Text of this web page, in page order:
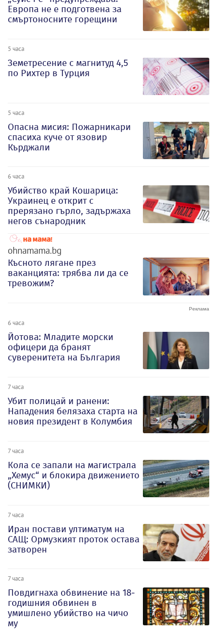
Европа не е подготвена за
смъртоносните горещини
5 часа
Земетресение с магнитуд 4,5
по Рихтер в Турция
5 часа
Опасна мисия: Пожарникари
спасиха куче от язовир
Кърджали
6 часа
Убийство край Кошарица:
Украинец е открит с
прерязано гърло, задържаха
негов сънародник
ohnamama.bg
Късното лягане през
ваканцията: трябва ли да се
тревожим?
6 часа
Йотова: Младите морски
офицери да бранят
суверенитета на България
7 часа
Убит полицай и ранени:
Нападения белязаха старта на
новия президент в Колумбия
7 часа
Кола се запали на магистрала
„Хемус“ и блокира движението
(СНИМКИ)
7 часа
Иран постави ултиматум на
САЩ: Ормузкият проток остава
затворен
7 часа
Повдигнаха обвинение на 18-
годишния обвинен в
умишлено убийство на чичо
му